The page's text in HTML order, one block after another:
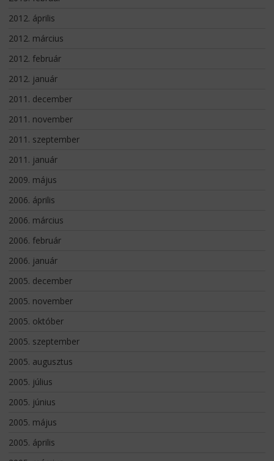
2012. április
2012. március
2012. február
2012. január
2011. december
2011. november
2011. szeptember
2011. január
2009. május
2006. április
2006. március
2006. február
2006. január
2005. december
2005. november
2005. október
2005. szeptember
2005. augusztus
2005. július
2005. június
2005. május
2005. április